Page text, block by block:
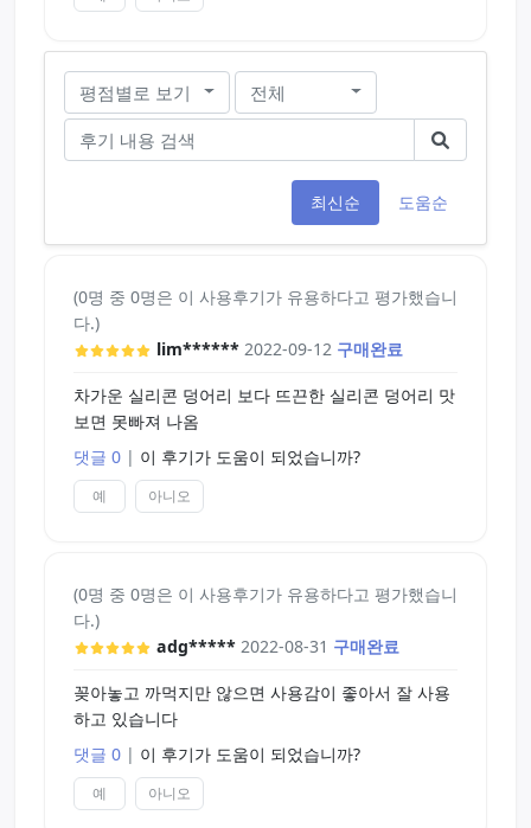
평점별로 보기 전체
최신순 도움순
(0명 중 0명은 이 사용후기가 유용하다고 평가했습니
다.)
lim****** 2022-09-12 구매완료
차가운 실리콘 덩어리 보다 뜨끈한 실리콘 덩어리 맛
보면 못빠져 나옴
댓글 0 | 이 후기가 도움이 되었습니까?
예 아니오
(0명 중 0명은 이 사용후기가 유용하다고 평가했습니
다.)
adg***** 2022-08-31 구매완료
꽂아놓고 까먹지만 않으면 사용감이 좋아서 잘 사용
하고 있습니다
댓글 0 | 이 후기가 도움이 되었습니까?
예 아니오